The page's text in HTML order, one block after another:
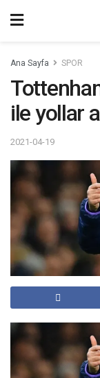
Ana Sayfa SPOR
ile yollar
2021-04-19